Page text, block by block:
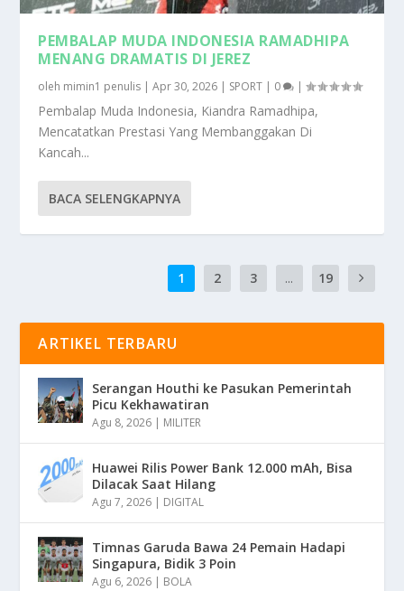
PEMBALAP MUDA INDONESIA RAMADHIPA
MENANG DRAMATIS DI JEREZ
oleh mimin1 penulis |Apr 30, 2026 | SPORT | 0 |
Pembalap Muda Indonesia, Kiandra Ramadhipa,
Mencatatkan Prestasi Yang Membanggakan Di
Kancah...
BACA SELENGKAPNYA
1 2 3 ... 19
ARTIKEL TERBARU
Serangan Houthi ke Pasukan Pemerintah
Picu Kekhawatiran
Agu 8, 2026 | MILITER
Huawei Rilis Power Bank 12.000 mAh, Bisa
Dilacak Saat Hilang
Agu 7, 2026 | DIGITAL
Timnas Garuda Bawa 24 Pemain Hadapi
Singapura, Bidik 3 Poin
Agu 6, 2026 | BOLA